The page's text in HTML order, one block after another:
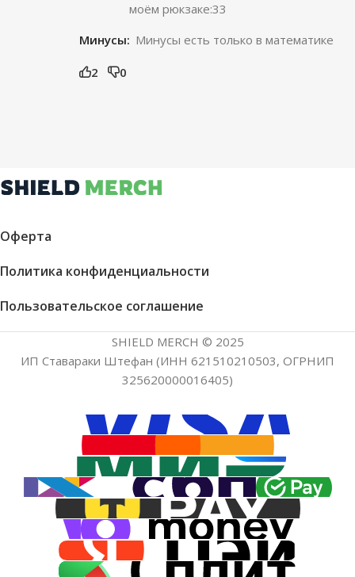
моём рюкзаке:33
Минусы: Минусы есть только в математике
2 0
Оферта
Политика конфиденциальности
Пользовательское соглашение
SHIELD MERCH © 2025
ИП Ставараки Штефан (ИНН 621510210503, ОГРНИП
325620000016405)